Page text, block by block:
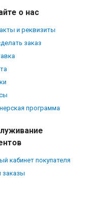
о нас
и реквизиты
заказ
программа
кабинет покупателя
заказы